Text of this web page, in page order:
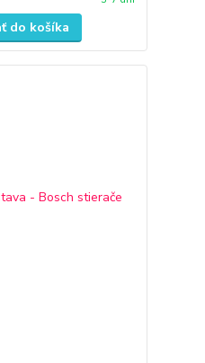
do košíka